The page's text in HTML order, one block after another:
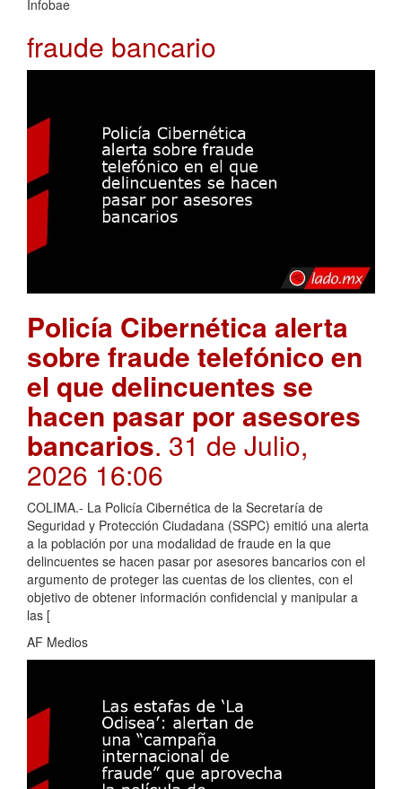
Infobae
fraude bancario
Policía Cibernética alerta
sobre fraude telefónico en
el que delincuentes se
hacen pasar por asesores
bancarios. 31 de Julio,
2026 16:06
COLIMA.- La Policía Cibernética de la Secretaría de
Seguridad y Protección Ciudadana (SSPC) emitió una alerta
a la población por una modalidad de fraude en la que
delincuentes se hacen pasar por asesores bancarios con el
argumento de proteger las cuentas de los clientes, con el
objetivo de obtener información confidencial y manipular a
las [
AF Medios